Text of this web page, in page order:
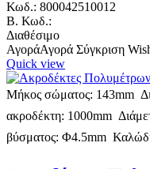
Κωδ.: 800042510012
B. Κωδ.:
Διαθέσιμο
ΑγοράΑγορά Σύγκριση
Quick view
Μήκος σώματος: 143mm 
ακροδέκτη: 1000mm 
βύσματος: Φ4.5mm 